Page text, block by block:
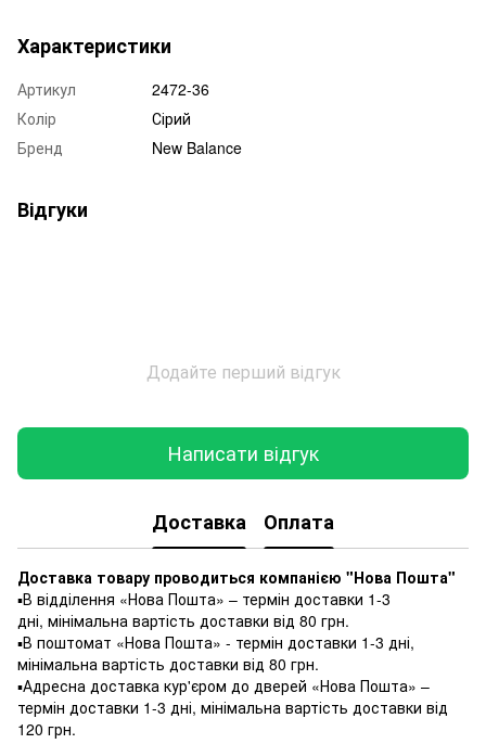
Характеристики
Артикул
2472-36
Колір
Сірий
Бренд
New Balance
Відгуки
Додайте перший відгук
Написати відгук
Доставка Оплата
Доставка товару проводиться компанією "Нова Пошта"
▪️В відділення «Нова Пошта» – термін доставки 1-3
дні, мінімальна вартість доставки від 80 грн.
▪️В поштомат «Нова Пошта» - термін доставки 1-3 дні,
мінімальна вартість доставки від 80 грн.
▪️Адресна доставка кур'єром до дверей «Нова Пошта» –
термін доставки 1-3 дні, мінімальна вартість доставки від
120 грн.